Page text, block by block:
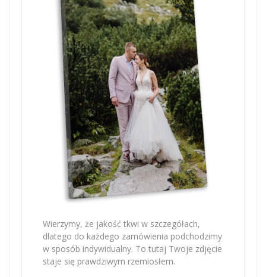
Wierzymy, że jakość tkwi w szczegółach,
dlatego do każdego zamówienia podchodzimy
w sposób indywidualny. To tutaj Twoje zdjęcie
staje się prawdziwym rzemiosłem.